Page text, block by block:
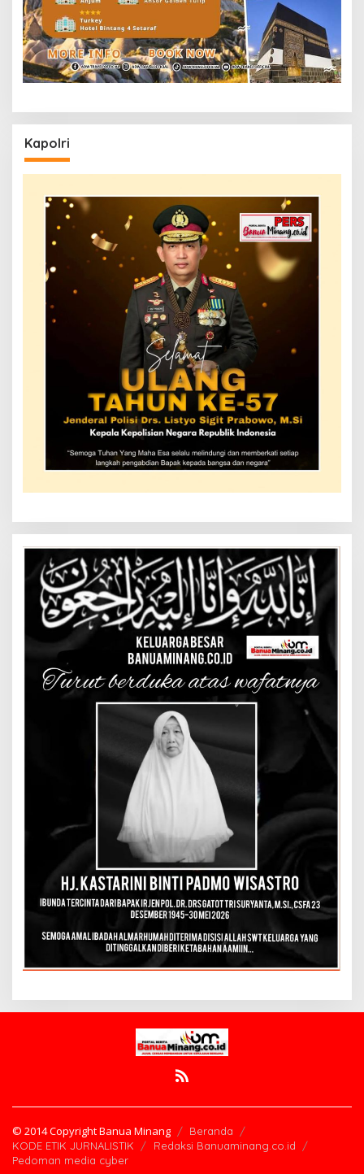
Kapolri
© 2014 Copyright Banua Minang
Beranda
KODE ETIK JURNALISTIK
Redaksi Banuaminang.co.id
Pedoman media cyber